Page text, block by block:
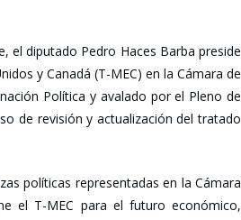
el diputado Pedro Haces Barba preside
y Canadá (T-MEC) en la Cámara de
Política y avalado por el Pleno de
de revisión y actualización del tratado
políticas representadas en la Cámara
el T-MEC para el futuro económico,